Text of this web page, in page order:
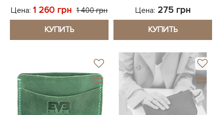
Цена: 1 260 грн 1 400 грн
КУПИТЬ
Цена: 275 грн
КУПИТЬ